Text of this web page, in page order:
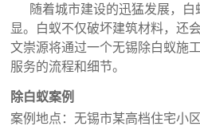
随着城市建设的迅猛发展，白
显。白蚁不仅破坏建筑材料，还
文崇源将通过一个无锡除白蚁施
服务的流程和细节。
除白蚁案例
案例地点：无锡市某高档住宅小区